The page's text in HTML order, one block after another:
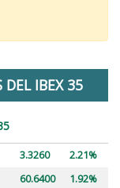
DEL IBEX 35
3.3260
2.21%
60.6400
1.92%